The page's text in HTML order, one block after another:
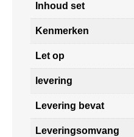
Inhoud set
Kenmerken
Let op
levering
Levering bevat
Leveringsomvang